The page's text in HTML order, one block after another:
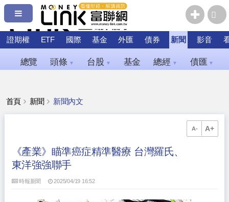
證期權 ETF 國際 基金 外匯 債券 新聞 影音
總覽 頭條 ▼ 台股 ▼ 基金 總經 ▼ 債匯 ▼
首頁 新聞 新聞內文
A- A+
《產業》瞄準癌症精準醫療 台灣羅氏、
東洋強強聯手
時報新聞 2025/04/19 16:52